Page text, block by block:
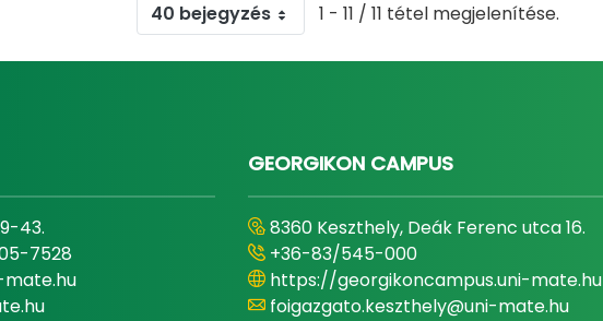
40 bejegyzés 1 - 11 / 11 tétel megjelenítése.
43.
7528
GEORGIKON CAMPUS
8360 Keszthely, Deák Ferenc utca 16.
+36-83/545-000
https://georgikoncampus.uni-mate.hu
foigazgato.keszthely@uni-mate.hu